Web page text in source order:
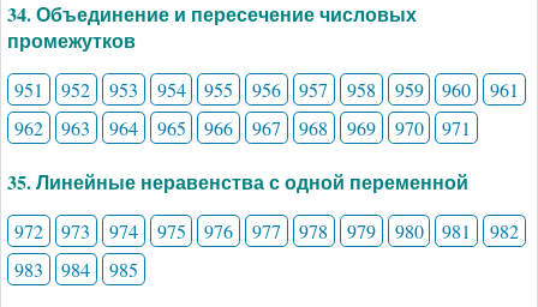
34. Объединение и пересечение числовых
промежутков
951 952 953 954 955 956 957 958 959 960
961
962
963 964 965 966 967 968 969 970 971
35. Линейные неравенства с одной переменной
972 973 974 975 976 977 978 979 980 981
982
983
984 985